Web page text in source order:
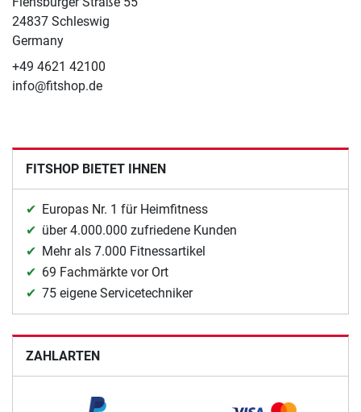
24837 Schleswig
Germany
+49 4621 42100
info@fitshop.de
FITSHOP BIETET IHNEN
Europas Nr. 1 für Heimfitness
über 4.000.000 zufriedene Kunden
Mehr als 7.000 Fitnessartikel
69 Fachmärkte vor Ort
75 eigene Servicetechniker
ZAHLARTEN